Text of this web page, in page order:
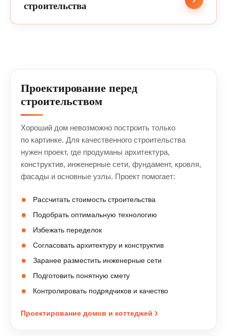
строительства
Проектирование перед
строительством
Хороший дом невозможно построить только
по картинке. Для качественного строительства
нужен проект, где продуманы архитектура,
конструктив, инженерные сети, фундамент, кровля,
фасады и основные узлы. Проект помогает:
Рассчитать стоимость строительства
Подобрать оптимальную технологию
Избежать переделок
Согласовать архитектуру и конструктив
Заранее разместить инженерные сети
Подготовить понятную смету
Контролировать подрядчиков и качество
Проектирование домов и коттеджей